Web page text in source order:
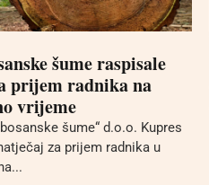
šume raspisale
prijem radnika na
vrijeme
šume“ d.o.o. Kupres
za prijem radnika u